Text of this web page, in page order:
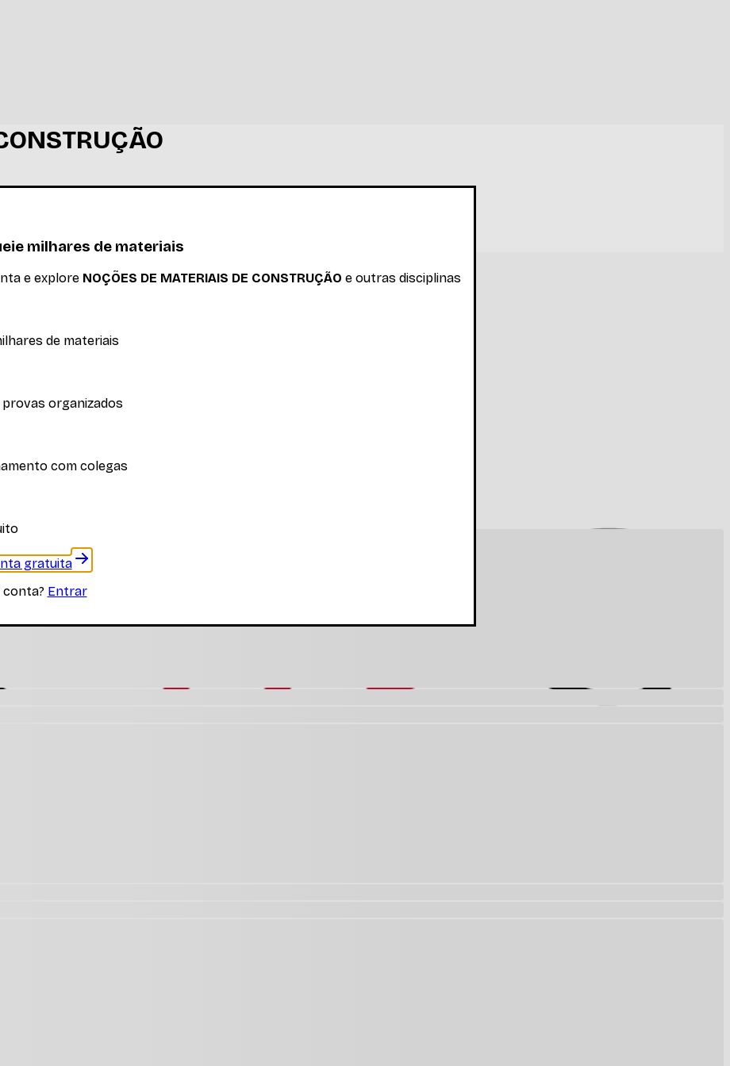
DE CONSTRUÇÃO
materiais específicos desta disciplina
milhares de materiais
e explore NOÇÕES DE MATERIAIS DE CONSTRUÇÃO e outras disciplinas
de materiais
provas organizados
com colegas
gratuita
conta? Entrar